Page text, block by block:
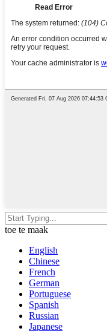
toe te maak
English
Chinese
French
German
Portuguese
Spanish
Russian
Japanese